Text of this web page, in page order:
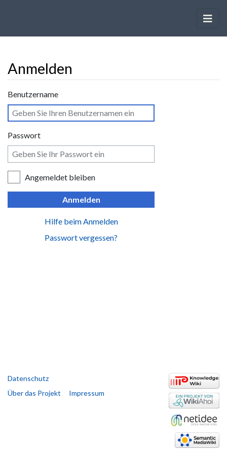
Anmelden
Wechseln zu:Navigation
Benutzername
Passwort
Angemeldet bleiben
Anmelden
Hilfe beim Anmelden
Passwort vergessen?
Datenschutz
Über das Projekt
Impressum